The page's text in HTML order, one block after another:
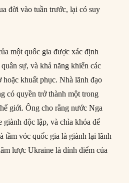
đời vào tuần trước, lại có suy
một quốc gia được xác định
sự, và khả năng khiến các
khuất phục. Nhà lãnh đạo
có quyền trở thành một trong
giới. Ông cho rằng nước Nga
độc lập, và chìa khóa để
tầm vóc quốc gia là giành lại lãnh
lược Ukraine là đỉnh điểm của